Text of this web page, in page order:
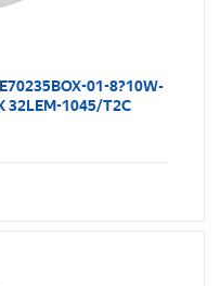
01-8?10W-
32LEM-1045/T2C